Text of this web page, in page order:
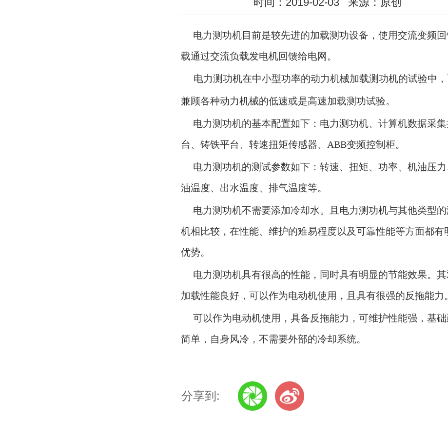
电力测功机目前是较先进的加载测功设备，使用交流变频回
载通过交流负载发电机回馈给电网。
电力测功机在中小型功率的动力机械加载测功机的试验中，
兼顾各种动力机械的低速或是高速加载测功试验。
电力测功机的基本配置如下：电力测功机、计算机数据采集
台、铸铁平台、转速扭矩传感器、 ABB变频控制柜。
电力测功机的测试参数如下：转速、扭矩、功率、机油压
油温度、出水温度、排气温度等。
电力测功机不需要添加冷却水。且电力测功机与其他类型
机相比较，在性能、维护的难易程度以及可靠性能等方面都有
优势。
电力测功机具有很高的性能，同时具有明显的节能效果。其
加载性能良好，可以作为电动机使用，且具有很强的反拖能力
可以作为电动机使用，具备反拖能力，可维护性能强，基
简单，自身风冷，不需要外部的冷却系统。
分享到: